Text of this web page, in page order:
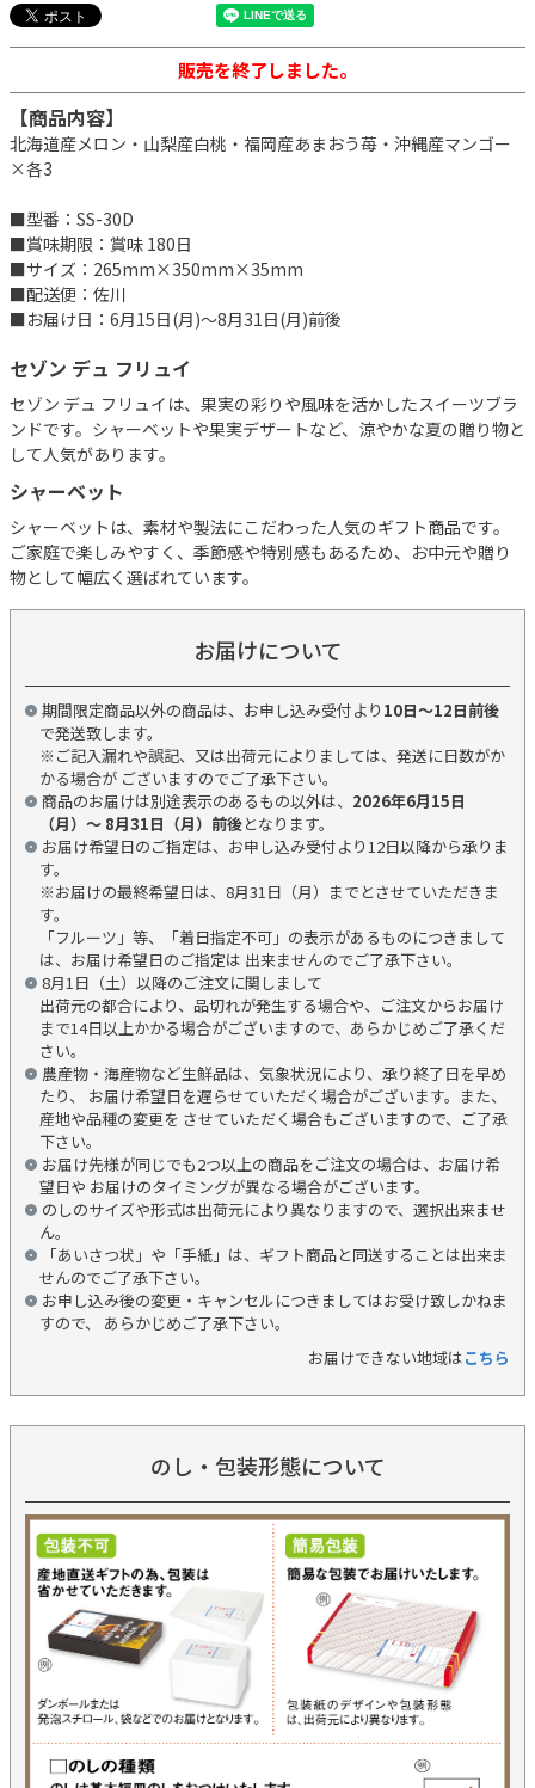
販売を終了しました。
【商品内容】
北海道産メロン・山梨産白桃・福岡産あまおう苺・沖縄産マンゴー
×各3
■型番：SS-30D
■賞味期限：賞味 180日
■サイズ：265mm×350mm×35mm
■配送便：佐川
■お届け日：6月15日(月)～8月31日(月)前後
セゾン デュ フリュイ
セゾン デュ フリュイは、果実の彩りや風味を活かしたスイーツブラ
ンドです。シャーベットや果実デザートなど、涼やかな夏の贈り物と
して人気があります。
シャーベット
シャーベットは、素材や製法にこだわった人気のギフト商品です。
ご家庭で楽しみやすく、季節感や特別感もあるため、お中元や贈り
物として幅広く選ばれています。
お届けについて
期間限定商品以外の商品は、お申し込み受付より 10日～12日前後
で発送致します。
※ご記入漏れや誤記、又は出荷元によりましては、発送に日数がか
かる場合が ございますのでご了承下さい。
商品のお届けは別途表示のあるもの以外は、 2026年6月15日
（月）～ 8月31日（月）前後となります。
お届け希望日のご指定は、お申し込み受付より12日以降から承りま
す。
※お届けの最終希望日は、8月31日（月）までとさせていただきま
す。
「フルーツ」等、「着日指定不可」の表示があるものにつきまして
は、お届け希望日のご指定は 出来ませんのでご了承下さい。
8月1日（土）以降のご注文に関しまして
出荷元の都合により、品切れが発生する場合や、ご注文からお届け
まで14日以上かかる場合がございますので、あらかじめご了承くだ
さい。
農産物・海産物など生鮮品は、気象状況により、承り終了日を早め
たり、 お届け希望日を遅らせていただく場合がございます。また、
産地や品種の変更を させていただく場合もございますので、ご了承
下さい。
お届け先様が同じでも2つ以上の商品をご注文の場合は、お届け希
望日や お届けのタイミングが異なる場合がございます。
のしのサイズや形式は出荷元により異なりますので、選択出来ませ
ん。
「あいさつ状」や「手紙」は、ギフト商品と同送することは出来ま
せんのでご了承下さい。
お申し込み後の変更・キャンセルにつきましてはお受け致しかねま
すので、 あらかじめご了承下さい。
お届けできない地域はこちら
のし・包装形態について